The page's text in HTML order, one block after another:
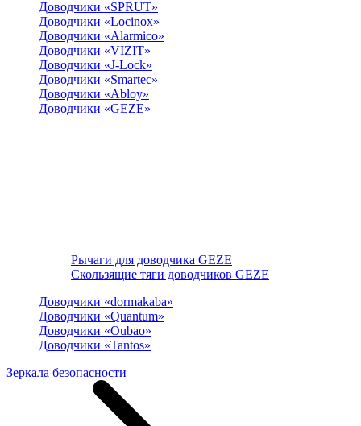
Доводчики «SPRUT»
Доводчики «Locinox»
Доводчики «Alarmico»
Доводчики «VIZIT»
Доводчики «J-Lock»
Доводчики «Smartec»
Доводчики «Abloy»
Доводчики «GEZE»
Рычаги для доводчика GEZE
Скользящие тяги доводчиков GEZE
Доводчики «dormakaba»
Доводчики «Quantum»
Доводчики «Oubao»
Доводчики «Tantos»
Зеркала безопасности